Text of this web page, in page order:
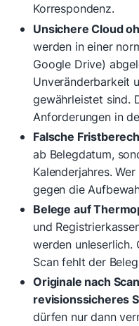
Korrespondenz.
Unsichere Cloud
werden in einer
Google Drive)
Unveränderbarkeit
gewährleistet sind.
Anforderungen in
Falsche
ab Belegdatum,
Kalenderjahres.
gegen die
Belege auf
und
werden unleserlich.
Scan fehlt der
Originale nach
revisionssicheres
dürfen nur dann